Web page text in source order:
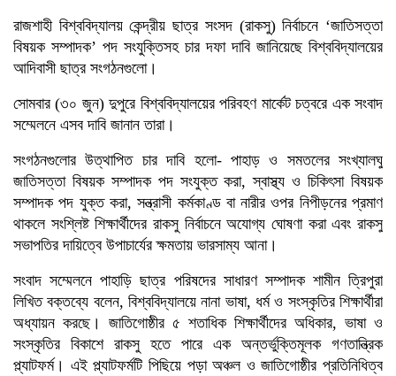
রাজশাহী বিশ্ববিদ্যালয় কেন্দ্রীয় ছাত্র সংসদ (রাকসু) নির্বাচনে ‘জাতিসত্তা
বিষয়ক সম্পাদক’ পদ সংযুক্তিসহ চার দফা দাবি জানিয়েছে বিশ্ববিদ্যালয়ের
আদিবাসী ছাত্র সংগঠনগুলো।
সোমবার (৩০ জুন) দুপুরে বিশ্ববিদ্যালয়ের পরিবহণ মার্কেট চত্বরে এক সংবাদ
সম্মেলনে এসব দাবি জানান তারা।
সংগঠনগুলোর উত্থাপিত চার দাবি হলো- পাহাড় ও সমতলের সংখ্যালঘু
জাতিসত্তা বিষয়ক সম্পাদক পদ সংযুক্ত করা, স্বাস্থ্য ও চিকিৎসা বিষয়ক
সম্পাদক পদ যুক্ত করা, সন্ত্রাসী কর্মকাণ্ড বা নারীর ওপর নিপীড়নের প্রমাণ
থাকলে সংশ্লিষ্ট শিক্ষার্থীদের রাকসু নির্বাচনে অযোগ্য ঘোষণা করা এবং রাকসু
সভাপতির দায়িত্বে উপাচার্যের ক্ষমতায় ভারসাম্য আনা।
সংবাদ সম্মেলনে পাহাড়ি ছাত্র পরিষদের সাধারণ সম্পাদক শামীন ত্রিপুরা
লিখিত বক্তব্যে বলেন, বিশ্ববিদ্যালয়ে নানা ভাষা, ধর্ম ও সংস্কৃতির শিক্ষার্থীরা
অধ্যায়ন করছে। জাতিগোষ্ঠীর ৫ শতাধিক শিক্ষার্থীদের অধিকার, ভাষা ও
সংস্কৃতির বিকাশে রাকসু হতে পারে এক অন্তর্ভুক্তিমূলক গণতান্ত্রিক
প্ল্যাটফর্ম। এই প্ল্যাটফর্মটি পিছিয়ে পড়া অঞ্চল ও জাতিগোষ্ঠীর প্রতিনিধিত্ব